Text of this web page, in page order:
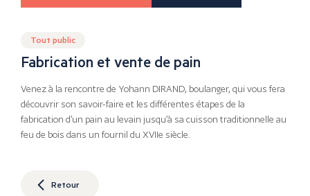
Tout public
Fabrication et vente de pain
Venez à la rencontre de Yohann DIRAND, boulanger, qui vous fera
découvrir son savoir-faire et les différentes étapes de la
fabrication d’un pain au levain jusqu’à sa cuisson traditionnelle au
feu de bois dans un fournil du XVIIe siècle.
Retour